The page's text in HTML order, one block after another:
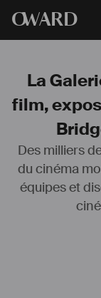
OWARD
La
film,
Des milliers
du cinéma
équipes et